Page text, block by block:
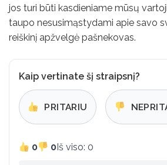
jos turi būti kasdieniame mūsų
taupo nesusimąstydami apie savo
reiškinį apžvelgė pašnekovas.
Kaip vertinate šį straipsnį?
PRITARIU
0 0Iš viso: 0